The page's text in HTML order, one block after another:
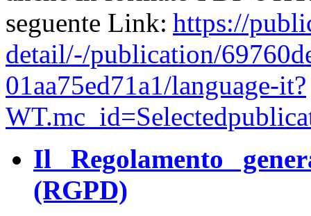
seguente Link: https://
detail/-/publication/
01aa75ed71a1/language-it?
Il Regolamento
(RGPD)